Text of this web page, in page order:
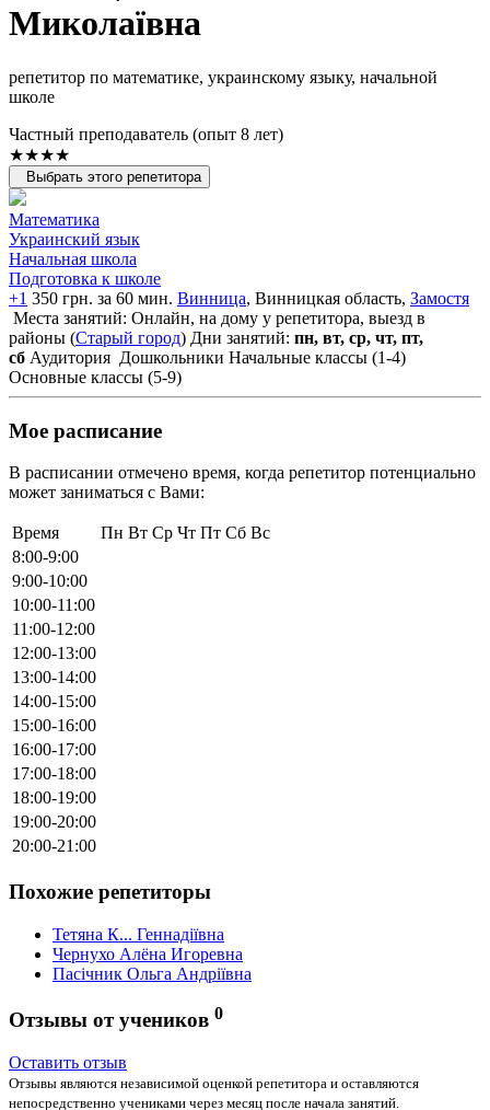
Миколаївна
репетитор по математике, украинскому языку, начальной
школе
Частный преподаватель (опыт 8 лет)
★★★★
Выбрать этого репетитора
Математика
Украинский язык
Начальная школа
Подготовка к школе
+1 350 грн. за 60 мин. Винница, Винницкая область, Замостя
Места занятий: Онлайн, на дому у репетитора, выезд в
районы (Старый город) Дни занятий: пн, вт, ср, чт, пт,
сб Аудитория Дошкольники Начальные классы (1-4)
Основные классы (5-9)
Мое расписание
В расписании отмечено время, когда репетитор потенциально
может заниматься с Вами:
Время Пн Вт Ср Чт Пт Сб Вс
8:00-9:00
9:00-10:00
10:00-11:00
11:00-12:00
12:00-13:00
13:00-14:00
14:00-15:00
15:00-16:00
16:00-17:00
17:00-18:00
18:00-19:00
19:00-20:00
20:00-21:00
Похожие репетиторы
Тетяна К... Геннадіївна
Чернухо Алёна Игоревна
Пасічник Ольга Андріївна
Отзывы от учеников 0
Оставить отзыв
Отзывы являются независимой оценкой репетитора и оставляются
непосредственно учениками через месяц после начала занятий.